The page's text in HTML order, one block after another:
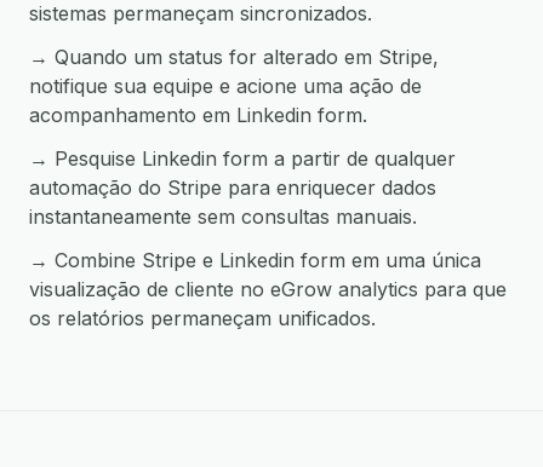
sistemas permaneçam sincronizados.
→ Quando um status for alterado em Stripe,
notifique sua equipe e acione uma ação de
acompanhamento em Linkedin form.
→ Pesquise Linkedin form a partir de qualquer
automação do Stripe para enriquecer dados
instantaneamente sem consultas manuais.
→ Combine Stripe e Linkedin form em uma única
visualização de cliente no eGrow analytics para que
os relatórios permaneçam unificados.